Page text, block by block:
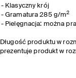
Klasyczny krój
Gramatura 285 g/m2
Pielęgnacja: można
Długość produktu w
prezentuje produkt w